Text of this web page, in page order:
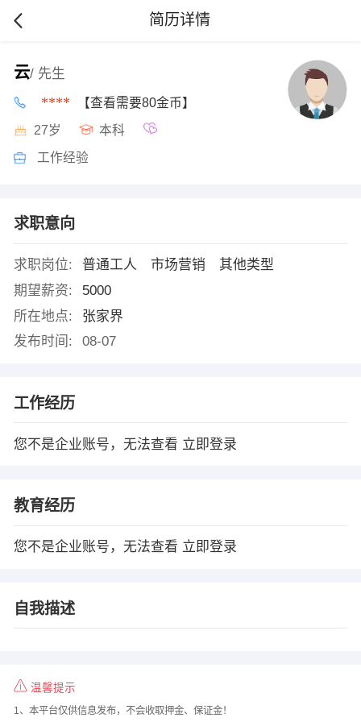
简历详情
云/ 先生
**** 【查看需要80金币】
27岁 本科
工作经验
求职意向
求职岗位:
普通工人 市场营销 其他类型
期望薪资:
5000
所在地点:
张家界
发布时间:
08-07
工作经历
您不是企业账号，无法查看 立即登录
教育经历
您不是企业账号，无法查看 立即登录
自我描述
温馨提示
1、本平台仅供信息发布，不会收取押金、保证金！